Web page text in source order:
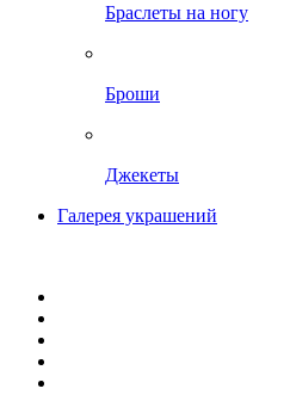
Браслеты на ногу
Броши
Джекеты
Галерея украшений